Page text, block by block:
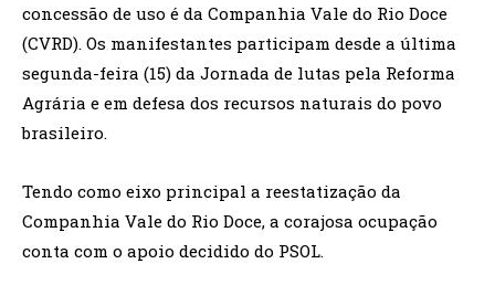
concessão de uso é da Companhia Vale do Rio Doce
(CVRD). Os manifestantes participam desde a última
segunda-feira (15) da Jornada de lutas pela Reforma
Agrária e em defesa dos recursos naturais do povo
brasileiro.
Tendo como eixo principal a reestatização da
Companhia Vale do Rio Doce, a corajosa ocupação
conta com o apoio decidido do PSOL.